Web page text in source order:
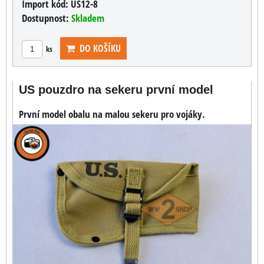
Import kód: US12-8
Dostupnost: Skladem
ks DO KOŠÍKU
US pouzdro na sekeru první model
První model obalu na malou sekeru pro vojáky.